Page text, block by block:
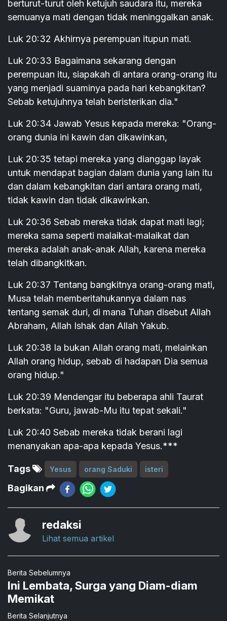
berturut-turut oleh ketujuh saudara itu, mereka
semuanya mati dengan tidak meninggalkan anak.
Luk 20:32 Akhirnya perempuan itupun mati.
Luk 20:33 Bagaimana sekarang dengan
perempuan itu, siapakah di antara orang-orang itu
yang menjadi suaminya pada hari kebangkitan?
Sebab ketujuhnya telah beristerikan dia."
Luk 20:34 Jawab Yesus kepada mereka: "Orang-
orang dunia ini kawin dan dikawinkan,
Luk 20:35 tetapi mereka yang dianggap layak
untuk mendapat bagian dalam dunia yang lain itu
dan dalam kebangkitan dari antara orang mati,
tidak kawin dan tidak dikawinkan.
Luk 20:36 Sebab mereka tidak dapat mati lagi;
mereka sama seperti malaikat-malaikat dan
mereka adalah anak-anak Allah, karena mereka
telah dibangkitkan.
Luk 20:37 Tentang bangkitnya orang-orang mati,
Musa telah memberitahukannya dalam nas
tentang semak duri, di mana Tuhan disebut Allah
Abraham, Allah Ishak dan Allah Yakub.
Luk 20:38 Ia bukan Allah orang mati, melainkan
Allah orang hidup, sebab di hadapan Dia semua
orang hidup."
Luk 20:39 Mendengar itu beberapa ahli Taurat
berkata: "Guru, jawab-Mu itu tepat sekali."
Luk 20:40 Sebab mereka tidak berani lagi
menanyakan apa-apa kepada Yesus.***
Tags Yesus orang Saduki isteri
Bagikan
redaksi
Lihat semua artikel
Berita Sebelumnya
Ini Lembata, Surga yang Diam-diam
Memikat
Berita Selanjutnya